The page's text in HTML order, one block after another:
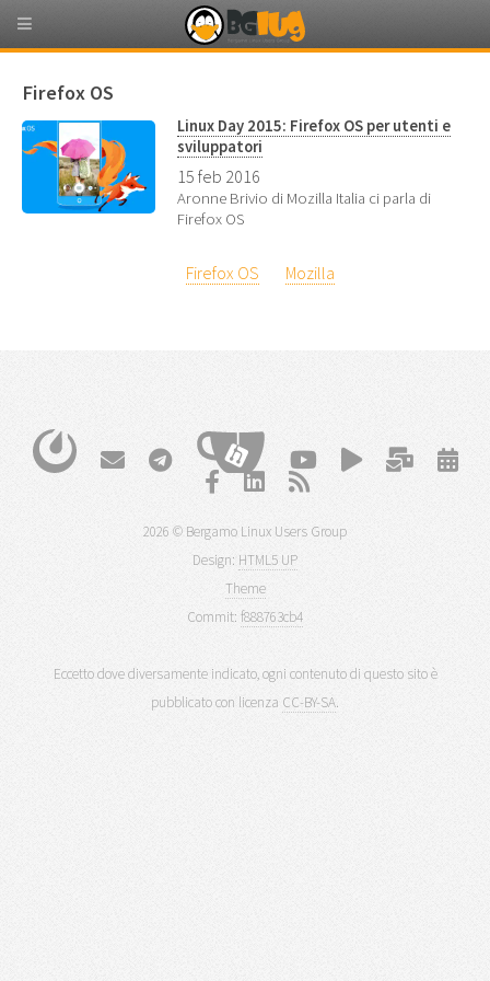
Firefox OS
Linux Day 2015: Firefox OS per utenti e
sviluppatori
15 feb 2016
Aronne Brivio di Mozilla Italia ci parla di
Firefox OS
Firefox OS Mozilla
2026 © Bergamo Linux Users Group
Design: HTML5 UP
Theme
Commit: f888763cb4
Eccetto dove diversamente indicato, ogni contenuto di questo sito è
pubblicato con licenza CC-BY-SA.